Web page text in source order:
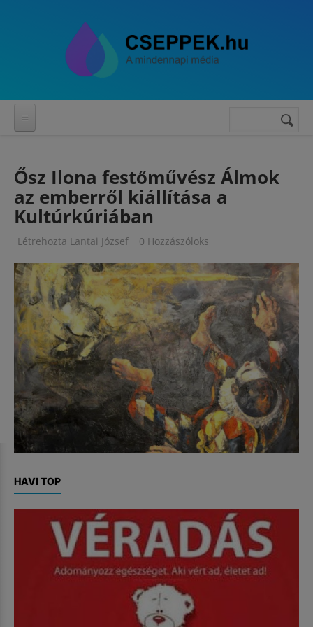
Keresés
Ősz Ilona festőművész Álmok
az emberről kiállítása a
Kultúrkúriában
Létrehozta Lantai József 0 Hozzászóloks
HAVI TOP